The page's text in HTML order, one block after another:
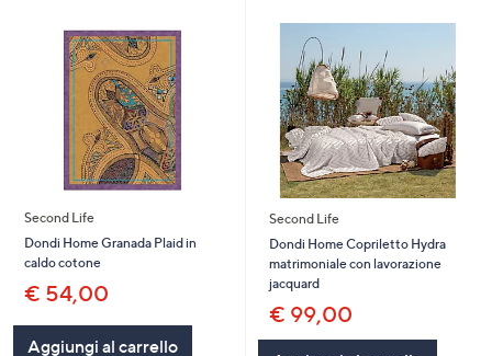
Second Life
Dondi Home Granada Plaid in
caldo cotone
€ 54,00
Aggiungi al carrello
Second Life
Dondi Home Copriletto Hydra
matrimoniale con lavorazione
jacquard
€ 99,00